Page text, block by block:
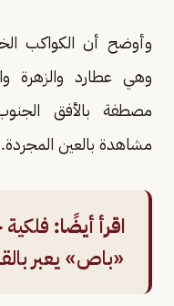
وأوضح أن الكواكب
وهي عطارد والزهرة
مصطفة بالأفق
مشاهدة بالعين المجردة.
اقرأ أيضًا:
«باص» يعبر